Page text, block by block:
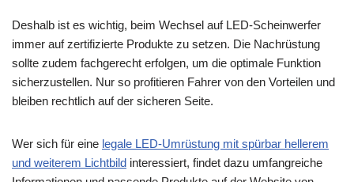
Deshalb ist es wichtig, beim Wechsel auf LED-Scheinwerfer
immer auf zertifizierte Produkte zu setzen. Die Nachrüstung
sollte zudem fachgerecht erfolgen, um die optimale Funktion
sicherzustellen. Nur so profitieren Fahrer von den Vorteilen und
bleiben rechtlich auf der sicheren Seite.
Wer sich für eine legale LED-Umrüstung mit spürbar hellerem
und weiterem Lichtbild interessiert, findet dazu umfangreiche